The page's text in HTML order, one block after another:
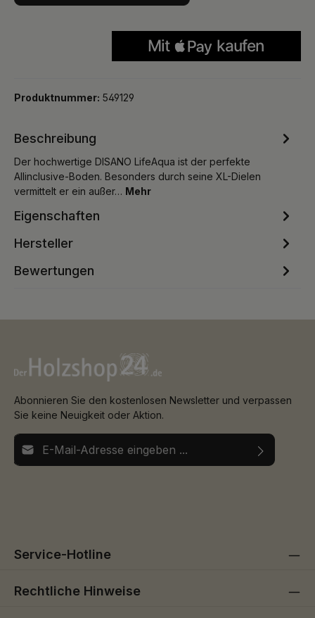
Produktnummer: 549129
Beschreibung
Der hochwertige DISANO LifeAqua ist der perfekte
Allinclusive-Boden. Besonders durch seine XL-Dielen
vermittelt er ein außer… Mehr
Eigenschaften
Hersteller
Bewertungen
Abonnieren Sie den kostenlosen Newsletter und verpassen
Sie keine Neuigkeit oder Aktion.
E-Mail-Adresse*
Service-Hotline
Rechtliche Hinweise